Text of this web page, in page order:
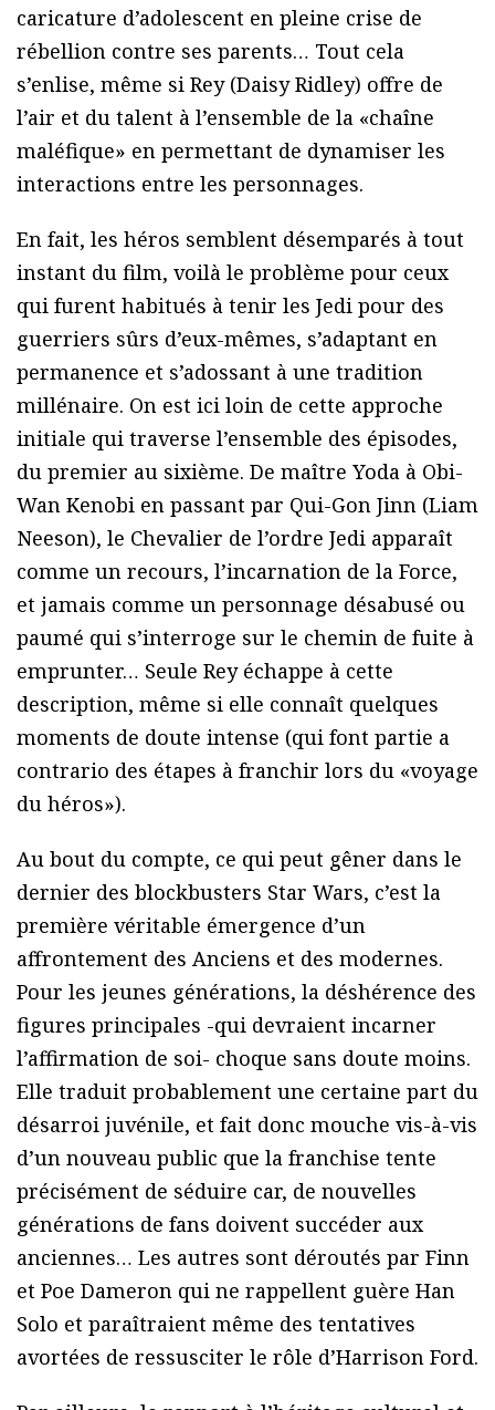
caricature d’adolescent en pleine crise de
rébellion contre ses parents… Tout cela
s’enlise, même si Rey (Daisy Ridley) offre de
l’air et du talent à l’ensemble de la «chaîne
maléfique» en permettant de dynamiser les
interactions entre les personnages.
En fait, les héros semblent désemparés à tout
instant du film, voilà le problème pour ceux
qui furent habitués à tenir les Jedi pour des
guerriers sûrs d’eux-mêmes, s’adaptant en
permanence et s’adossant à une tradition
millénaire. On est ici loin de cette approche
initiale qui traverse l’ensemble des épisodes,
du premier au sixième. De maître Yoda à Obi-
Wan Kenobi en passant par Qui-Gon Jinn (Liam
Neeson), le Chevalier de l’ordre Jedi apparaît
comme un recours, l’incarnation de la Force,
et jamais comme un personnage désabusé ou
paumé qui s’interroge sur le chemin de fuite à
emprunter… Seule Rey échappe à cette
description, même si elle connaît quelques
moments de doute intense (qui font partie a
contrario des étapes à franchir lors du «voyage
du héros»).
Au bout du compte, ce qui peut gêner dans le
dernier des blockbusters Star Wars, c’est la
première véritable émergence d’un
affrontement des Anciens et des modernes.
Pour les jeunes générations, la déshérence des
figures principales -qui devraient incarner
l’affirmation de soi- choque sans doute moins.
Elle traduit probablement une certaine part du
désarroi juvénile, et fait donc mouche vis-à-vis
d’un nouveau public que la franchise tente
précisément de séduire car, de nouvelles
générations de fans doivent succéder aux
anciennes… Les autres sont déroutés par Finn
et Poe Dameron qui ne rappellent guère Han
Solo et paraîtraient même des tentatives
avortées de ressusciter le rôle d’Harrison Ford.